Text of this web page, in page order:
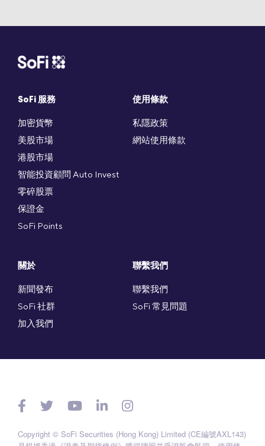
SoFi 服務
加密貨幣
美股市場
港股市場
智能投資顧問 Auto Invest
零碎股票
保證金
SoFi Points
使用條款
私隱政策
網站使用條款
關於
新聞發布
SoFi 社群
加入我們
聯繫我們
聯繫我們
SoFi 常見問題
Copyright © SoFi Securities (Hong Kong) Limited (CE編號AXL143)